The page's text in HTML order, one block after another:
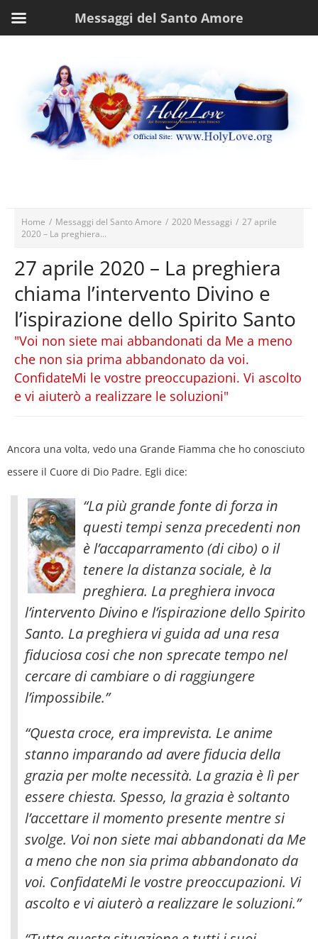
Home / Messaggi del Santo Amore / 2020 Messaggi / 27 aprile
2020 – La preghiera...
27 aprile 2020 – La preghiera
chiama l’intervento Divino e
l’ispirazione dello Spirito Santo
"Voi non siete mai abbandonati da Me a meno
che non sia prima abbandonato da voi.
ConfidateMi le vostre preoccupazioni. Vi ascolto
e vi aiuterò a realizzare le soluzioni"
Ancora una volta, vedo una Grande Fiamma che ho conosciuto
essere il Cuore di Dio Padre. Egli dice:
“La più grande fonte di forza in
questi tempi senza precedenti non
è l’accaparramento (di cibo) o il
tenere la distanza sociale, è la
preghiera. La preghiera invoca
l’intervento Divino e l’ispirazione dello Spirito
Santo. La preghiera vi guida ad una resa
fiduciosa cosi che non sprecate tempo nel
cercare di cambiare o di raggiungere
l’impossibile.”
“Questa croce, era imprevista. Le anime
stanno imparando ad avere fiducia della
grazia per molte necessità. La grazia è lì per
essere chiesta. Spesso, la grazia è soltanto
l’accettare il momento presente mentre si
svolge. Voi non siete mai abbandonati da Me
a meno che non sia prima abbandonato da
voi. ConfidateMi le vostre preoccupazioni. Vi
ascolto e vi aiuterò a realizzare le soluzioni.”
Messaggi del Santo Amore